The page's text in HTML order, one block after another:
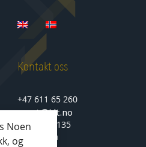
Kontakt oss
+47 611 65 260
sport@idt.no
Lenagata 135
2850 Lena
Noen
og